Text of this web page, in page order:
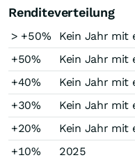
Renditeverteilung
> +50%
Kein Jahr mit
+50%
Kein Jahr mit
+40%
Kein Jahr mit
+30%
Kein Jahr mit
+20%
Kein Jahr mit
+10%
2025